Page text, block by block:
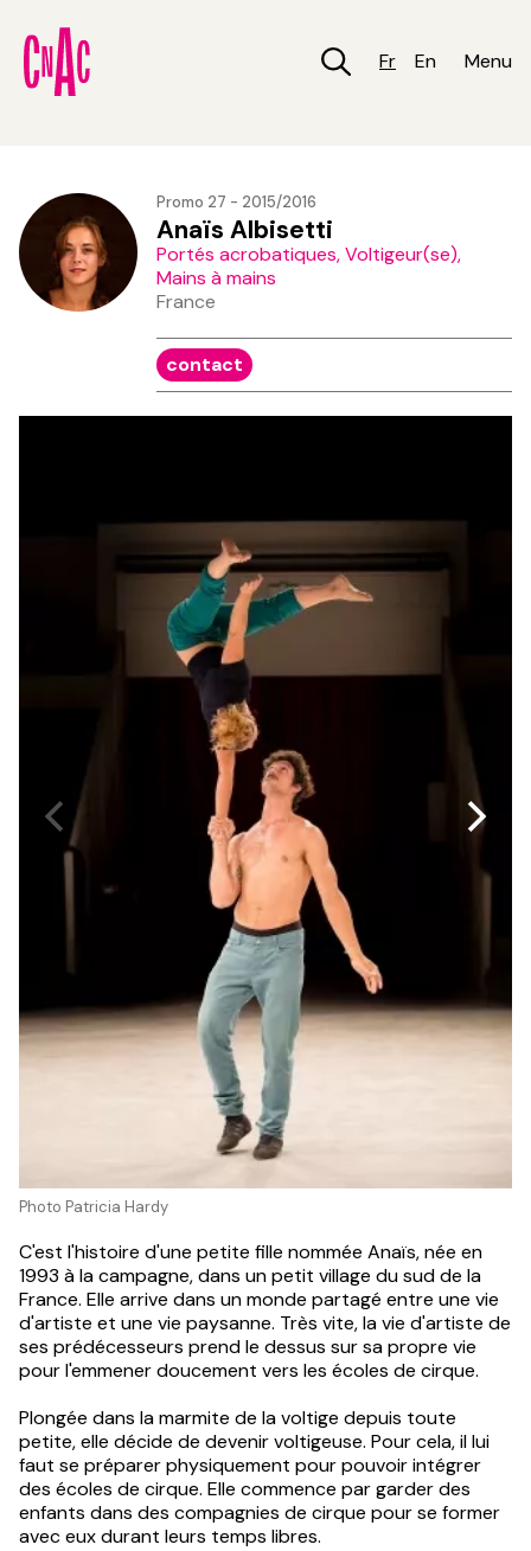
contenu
principal
Fr En Menu
Promo 27 - 2015/2016
Anaïs Albisetti
Portés acrobatiques, Voltigeur(se),
Mains à mains
France
contact
Photo Patricia Hardy
C'est l'histoire d'une petite fille nommée Anaïs, née en
1993 à la campagne, dans un petit village du sud de la
France. Elle arrive dans un monde partagé entre une vie
d'artiste et une vie paysanne. Très vite, la vie d'artiste de
ses prédécesseurs prend le dessus sur sa propre vie
pour l'emmener doucement vers les écoles de cirque.
Plongée dans la marmite de la voltige depuis toute
petite, elle décide de devenir voltigeuse. Pour cela, il lui
faut se préparer physiquement pour pouvoir intégrer
des écoles de cirque. Elle commence par garder des
enfants dans des compagnies de cirque pour se former
avec eux durant leurs temps libres.